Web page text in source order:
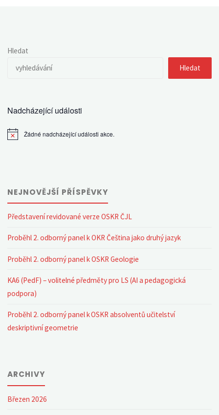
Hledat
Hledat
Nadcházející události
NoticeŽádné nadcházející události akce.
NEJNOVĚJŠÍ PŘÍSPĚVKY
Představení revidované verze OSKR ČJL
Proběhl 2. odborný panel k OKR Čeština jako druhý jazyk
Proběhl 2. odborný panel k OSKR Geologie
KA6 (PedF) – volitelné předměty pro LS (AI a pedagogická
podpora)
Proběhl 2. odborný panel k OSKR absolventů učitelství
deskriptivní geometrie
ARCHIVY
Březen 2026